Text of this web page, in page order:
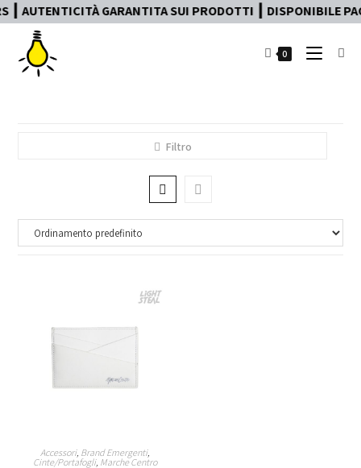
GARANTITA SUI PRODOTTI ┃ DISPONIBILE
0
Filtro
Accessori, Brand Emergenti,
Cinte/Portafogli, Marche Centro